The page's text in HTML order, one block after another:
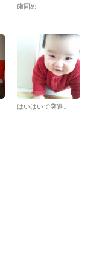
歯固め
はいはいで突進。